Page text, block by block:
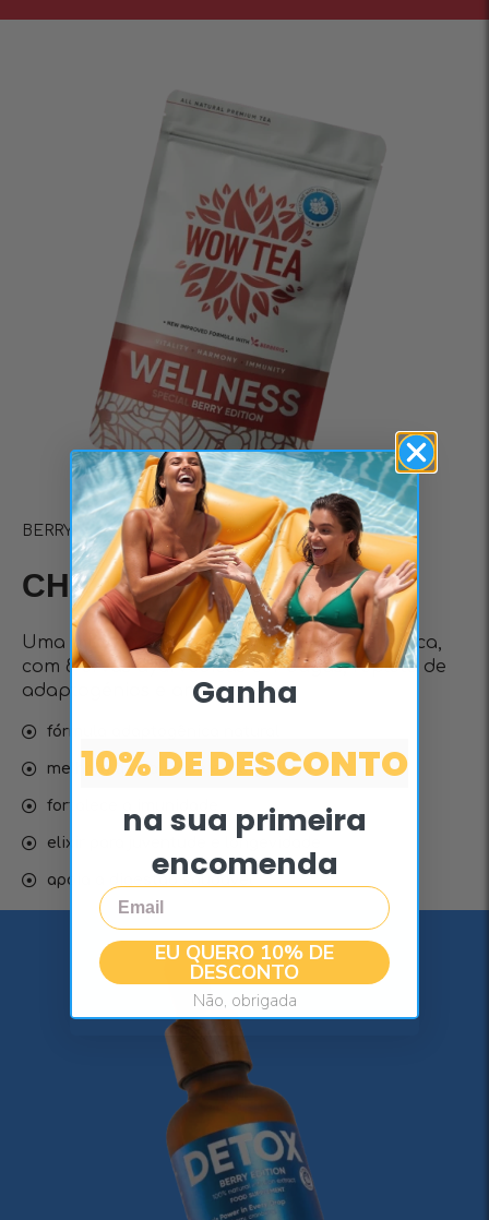
BERRY
CHÁ WELLNESS
Uma mistura de chá premium, saudável e rica,
com 8 ervas ayurvédicas e 4 bagas, repleta de
adaptogénios e antioxidantes.
fórmula adaptogênica natural
melhora a vitalidade e o equilíbrio
fortalece a imunidade
elixir para juventude e longevidade
apoia a digestão saudável
Ganha
10% DE DESCONTO
na sua primeira
encomenda
Email
EU QUERO 10% DE
DESCONTO
Não, obrigada